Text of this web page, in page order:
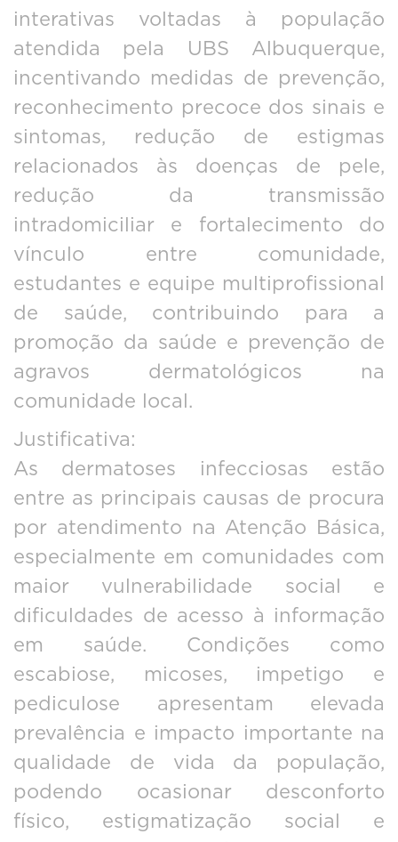
interativas voltadas à população
atendida pela UBS Albuquerque,
incentivando medidas de prevenção,
reconhecimento precoce dos sinais e
sintomas, redução de estigmas
relacionados às doenças de pele,
redução da transmissão
intradomiciliar e fortalecimento do
vínculo entre comunidade,
estudantes e equipe multiprofissional
de saúde, contribuindo para a
promoção da saúde e prevenção de
agravos dermatológicos na
comunidade local.
Justificativa:
As dermatoses infecciosas estão
entre as principais causas de procura
por atendimento na Atenção Básica,
especialmente em comunidades com
maior vulnerabilidade social e
dificuldades de acesso à informação
em saúde. Condições como
escabiose, micoses, impetigo e
pediculose apresentam elevada
prevalência e impacto importante na
qualidade de vida da população,
podendo ocasionar desconforto
físico, estigmatização social e